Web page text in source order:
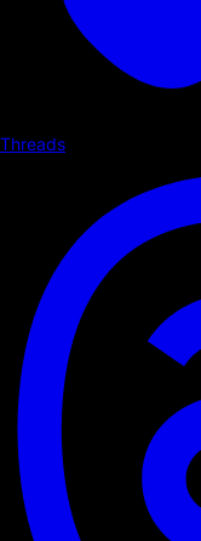
Threads